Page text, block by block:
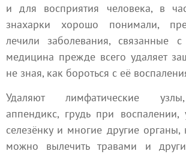
и для восприятия человека, в
знахарки хорошо понимали,
лечили заболевания, связанные
медицина прежде всего удаляет
не зная, как бороться с её
Удаляют лимфатические
аппендикс, грудь при воспалении,
селезёнку и многие другие
можно вылечить травами и